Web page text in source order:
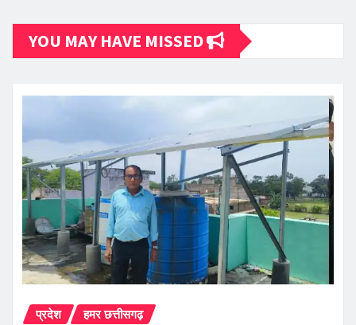
YOU MAY HAVE MISSED
प्रदेश हमर छत्तीसगढ़